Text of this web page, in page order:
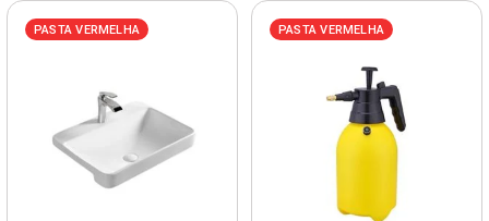
PASTA VERMELHA PASTA VERMELHA